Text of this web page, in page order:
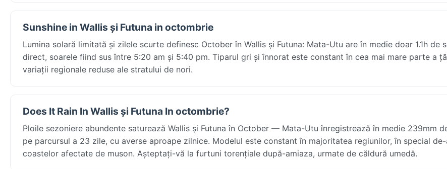
Sunshine in Wallis și Futuna in octombrie
Lumina solară limitată și zilele scurte definesc October în Wallis și Futuna: Mata-Utu are în medie doar 1.1h de
direct, soarele fiind sus între 5:20 am și 5:40 pm. Tiparul gri și înnorat este constant în cea mai mare parte a
variații regionale reduse ale stratului de nori.
Does It Rain In Wallis și Futuna In octombrie?
Ploile sezoniere abundente saturează Wallis și Futuna în October — Mata-Utu înregistrează în medie 239mm
pe parcursul a 23 zile, cu averse aproape zilnice. Modelul este constant în majoritatea regiunilor, în special
coastelor afectate de muson. Așteptați-vă la furtuni torențiale după-amiaza, urmate de căldură umedă.